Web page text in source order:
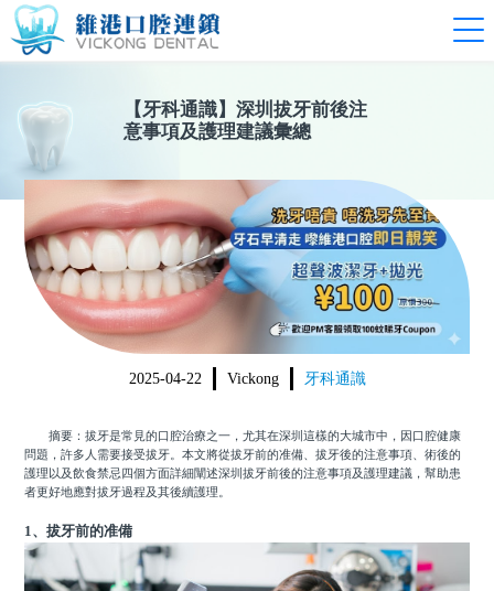
【 牙科通識】 深圳拔牙前後注
意事項及護理建議彙總
2025-04-22 Vickong 牙科通識
摘要：拔牙是常見的口腔治療之一，尤其在深圳這樣的大城市中，因口腔健康
問題，許多人需要接受拔牙。本文將從拔牙前的准備、拔牙後的注意事項、術後的
護理以及飲食禁忌四個方面詳細闡述深圳拔牙前後的注意事項及護理建議，幫助患
者更好地應對拔牙過程及其後續護理。
1、拔牙前的准備